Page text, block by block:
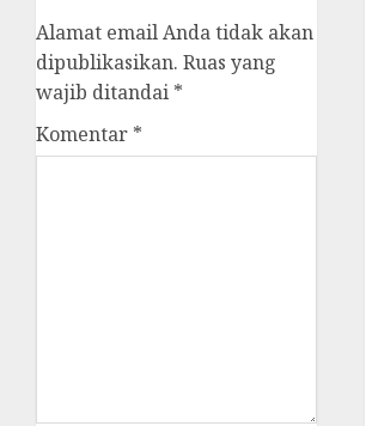
Alamat email Anda tidak akan
dipublikasikan. Ruas yang
wajib ditandai *
Komentar *